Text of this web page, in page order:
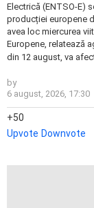
Electrică (ENTSO-E)
producției europene
avea loc miercurea
Europene, relatează
din 12 august, va
by
6 august, 2026, 17:30
50
Upvote Downvote